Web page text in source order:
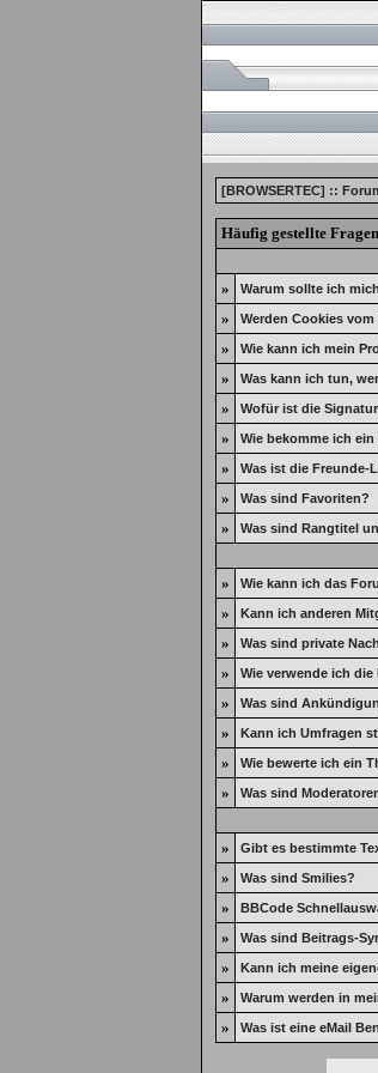
[BROWSERTEC] ::
Häufig gestellte Fragen
» Warum sollte ich
» Werden Cookies
» Wie kann ich mein
» Was kann ich tun,
» Wofür ist die
» Wie bekomme ich
» Was ist die Freunde-
» Was sind Favoriten?
»
Was sind Rangtitel
» Wie kann ich das
» Kann ich anderen
» Was sind private
» Wie verwende ich
» Was sind
» Kann ich Umfragen
» Wie bewerte ich ein
»
Was sind
» Gibt es bestimmte
» Was sind Smilies?
» BBCode
» Was sind Beitrags-
» Kann ich meine
» Warum werden in
» Was ist eine eMail